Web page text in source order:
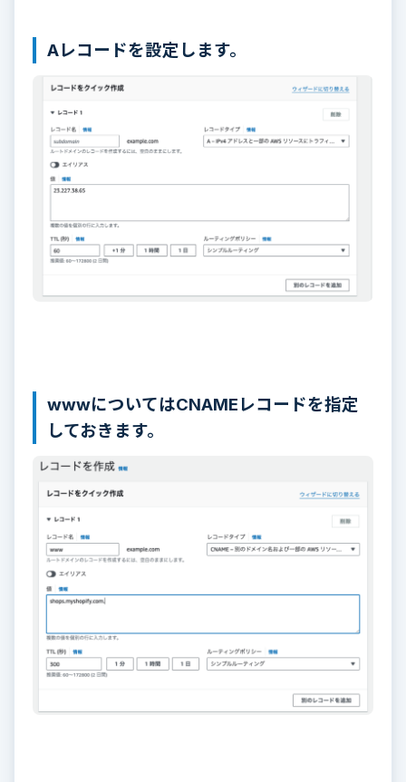
Aレコードを設定します。
wwwについてはCNAMEレコードを指定
しておきます。